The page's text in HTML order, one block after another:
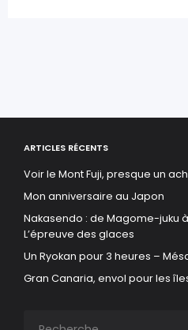
ARTICLES RÉCENTS
Voir le Mont Fuji, presque un
Mon anniversaire au Japon
Nakasendo : de Magome-juku
L’épreuve des glaces
Un Ryokan pour 3 heures –
Gran Canaria, envol pour les